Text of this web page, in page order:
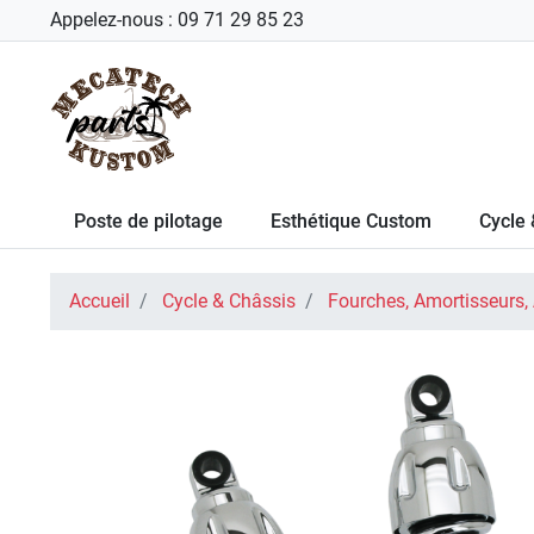
Appelez-nous : 09 71 29 85 23
Poste de pilotage Esthétique Custom Cycle
Accueil Cycle & Châssis Fourches,